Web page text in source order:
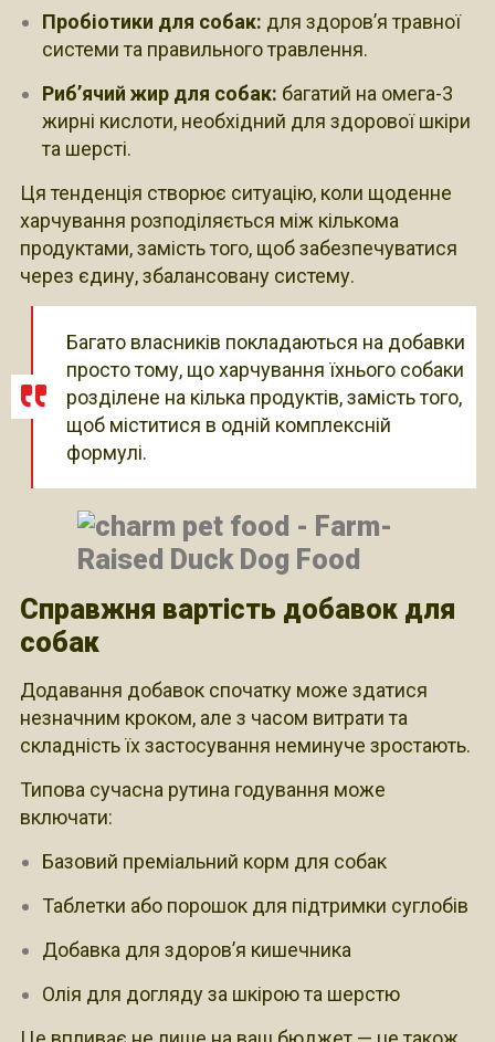
Пробіотики для собак: для здоров’я травної
системи та правильного травлення.
Риб’ячий жир для собак: багатий на омега-3
жирні кислоти, необхідний для здорової шкіри
та шерсті.
Ця тенденція створює ситуацію, коли щоденне
харчування розподіляється між кількома
продуктами, замість того, щоб забезпечуватися
через єдину, збалансовану систему.
Багато власників покладаються на добавки
просто тому, що харчування їхнього собаки
розділене на кілька продуктів, замість того,
щоб міститися в одній комплексній
формулі.
Справжня вартість добавок для
собак
Додавання добавок спочатку може здатися
незначним кроком, але з часом витрати та
складність їх застосування неминуче зростають.
Типова сучасна рутина годування може
включати:
Базовий преміальний корм для собак
Таблетки або порошок для підтримки суглобів
Добавка для здоров’я кишечника
Олія для догляду за шкірою та шерстю